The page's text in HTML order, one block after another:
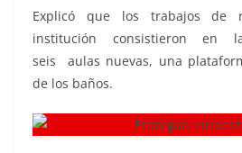
Explicó que los trabajos de
institución consistieron en
seis aulas nuevas, una
de los baños.